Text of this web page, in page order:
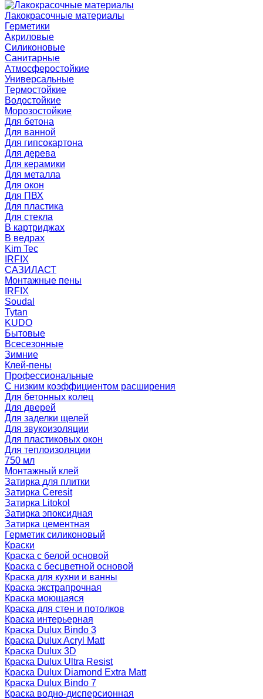
Лакокрасочные материалы
Герметики
Акриловые
Силиконовые
Санитарные
Атмосферостойкие
Универсальные
Термостойкие
Водостойкие
Морозостойкие
Для бетона
Для ванной
Для гипсокартона
Для дерева
Для керамики
Для металла
Для окон
Для ПВХ
Для пластика
Для стекла
В картриджах
В ведрах
Kim Tec
IRFIX
САЗИЛАСТ
Монтажные пены
IRFIX
Soudal
Tytan
KUDO
Бытовые
Всесезонные
Зимние
Клей-пены
Профессиональные
С низким коэффициентом расширения
Для бетонных колец
Для дверей
Для заделки щелей
Для звукоизоляции
Для пластиковых окон
Для теплоизоляции
750 мл
Монтажный клей
Затирка для плитки
Затирка Ceresit
Затирка Litokol
Затирка эпоксидная
Затирка цементная
Герметик силиконовый
Краски
Краска с белой основой
Краска с бесцветной основой
Краска для кухни и ванны
Краска экстрапрочная
Краска моющаяся
Краска для стен и потолков
Краска интерьерная
Краска Dulux Bindo 3
Краска Dulux Acryl Matt
Краска Dulux 3D
Краска Dulux Ultra Resist
Краска Dulux Diamond Extra Matt
Краска Dulux Bindo 7
Краска водно-дисперсионная